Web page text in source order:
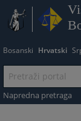
Bosanski Hrvatski
Napredna pretraga